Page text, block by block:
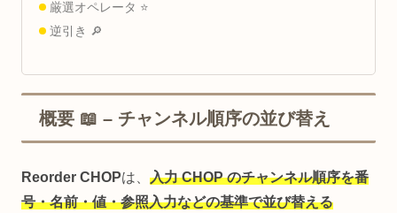
厳選オペレータ ⭐
逆引き 🔎
概要 📖 – チャンネル順序の並び替え
Reorder CHOPは、 入力 CHOP のチャンネル順序を番
号・名前・値・参照入力などの基準で並び替える